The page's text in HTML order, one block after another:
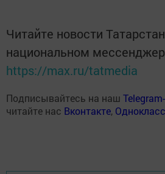
Читайте новости
национальном
https://max.ru/tatmedia
Подписывайтесь на наш
читайте нас Вконтакте,